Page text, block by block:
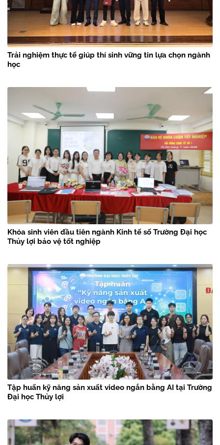
Trải nghiệm thực tế giúp thí sinh vững tin lựa chọn ngành
học
Khóa sinh viên đầu tiên ngành Kinh tế số Trường Đại học
Thủy lợi bảo vệ tốt nghiệp
Tập huấn kỹ năng sản xuất video ngắn bằng AI tại Trường
Đại học Thủy lợi